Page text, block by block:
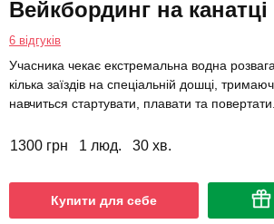
Вейкбординг на канатці
6 відгуків
Учасника чекає екстремальна водна
кілька заїздів на спеціальній дошці,
навчиться стартувати, плавати та повертати.
1300 грн 1 люд. 30 хв.
Купити для себе